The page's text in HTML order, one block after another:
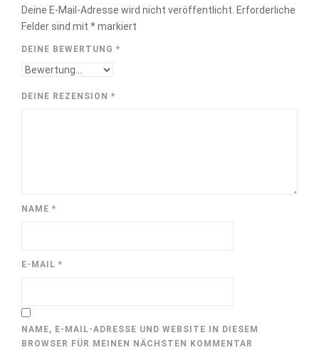
Deine E-Mail-Adresse wird nicht veröffentlicht. Erforderliche
Felder sind mit *markiert
DEINE BEWERTUNG *
DEINE REZENSION *
NAME *
E-MAIL *
NAME, E-MAIL-ADRESSE UND WEBSITE IN DIESEM
BROWSER FÜR MEINEN NÄCHSTEN KOMMENTAR